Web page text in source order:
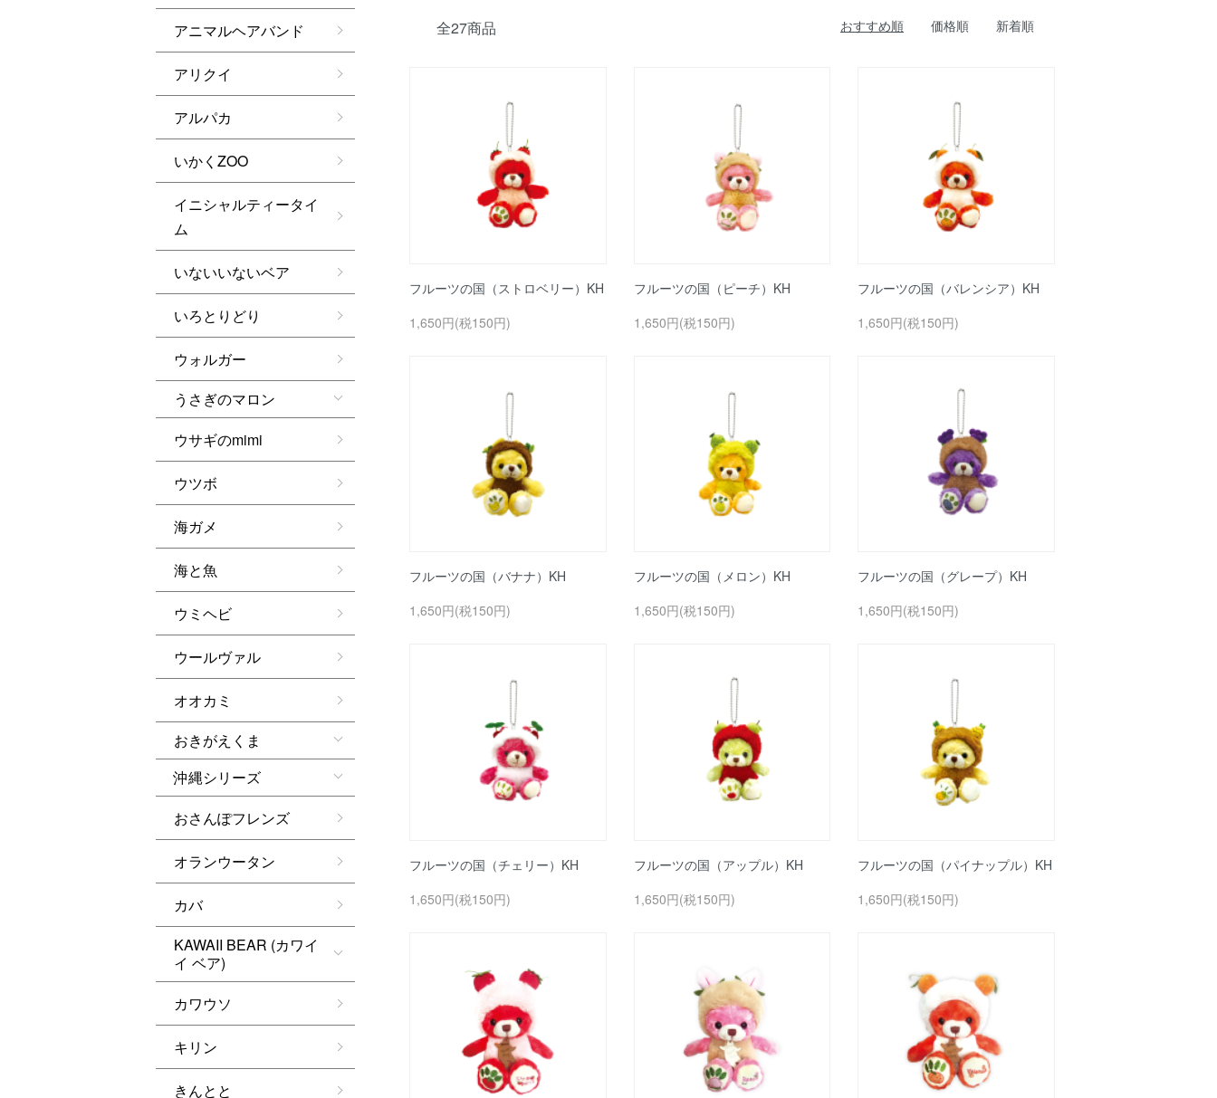
全27商品 おすすめ順 価格順 新着順
フルーツの国（ストロベリー）KH
1,650円(税150円)
フルーツの国（ピーチ）KH
1,650円(税150円)
フルーツの国（バレンシア）KH
1,650円(税150円)
フルーツの国（バナナ）KH
1,650円(税150円)
フルーツの国（メロン）KH
1,650円(税150円)
フルーツの国（グレープ）KH
1,650円(税150円)
フルーツの国（チェリー）KH
1,650円(税150円)
フルーツの国（アップル）KH
1,650円(税150円)
フルーツの国（パイナップル）KH
1,650円(税150円)
アニマルヘアバンド
アリクイ
アルパカ
いかくZOO
イニシャルティータイ
ム
いないいないベア
いろとりどり
ウォルガー
うさぎのマロン
ウサギのmimi
ウツボ
海ガメ
海と魚
ウミヘビ
ウールヴァル
オオカミ
おきがえくま
沖縄シリーズ
おさんぽフレンズ
オランウータン
カバ
KAWAII BEAR (カワイ
イ ベア)
カワウソ
キリン
きんとと